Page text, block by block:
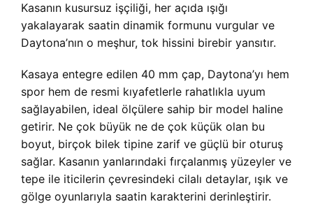
Kasanın kusursuz işçiliği, her açıda ışığı
yakalayarak saatin dinamik formunu vurgular ve
Daytona’nın o meşhur, tok hissini birebir yansıtır.
Kasaya entegre edilen 40 mm çap, Daytona’yı hem
spor hem de resmi kıyafetlerle rahatlıkla uyum
sağlayabilen, ideal ölçülere sahip bir model haline
getirir. Ne çok büyük ne de çok küçük olan bu
boyut, birçok bilek tipine zarif ve güçlü bir oturuş
sağlar. Kasanın yanlarındaki fırçalanmış yüzeyler ve
tepe ile iticilerin çevresindeki cilalı detaylar, ışık ve
gölge oyunlarıyla saatin karakterini derinleştirir.